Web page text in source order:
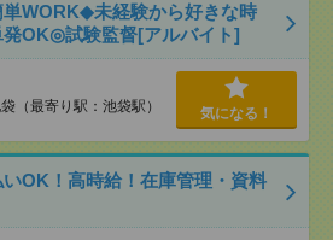
WORK◆未経験から好きな時
発OK◎試験監督[アルバイト]
（最寄り駅：池袋駅） 気になる！
OK！高時給！在庫管理・資料